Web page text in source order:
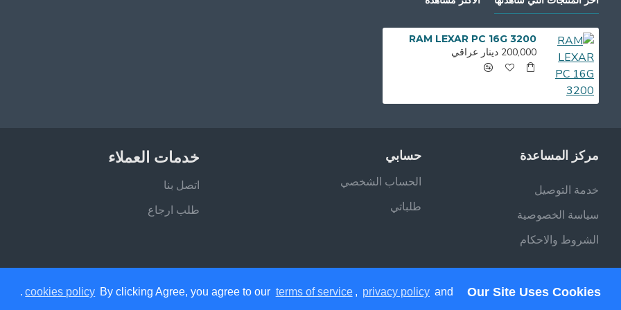
Our Site Uses Cookies
By clicking Agree, you agree to our terms of service , privacy policy and
cookies policy
.
RAM LEXAR PC 16G 3200
200,000 دينار عراقي
مركز المساعدة
خدمة التوصيل
سياسة الخصوصية
الشروط والاحكام
حسابي
الحساب الشخصي
طلباتي
خدمات العملاء
اتصل بنا
طلب ارجاع
جميع الحقوق محفوظة - فيلان ستور